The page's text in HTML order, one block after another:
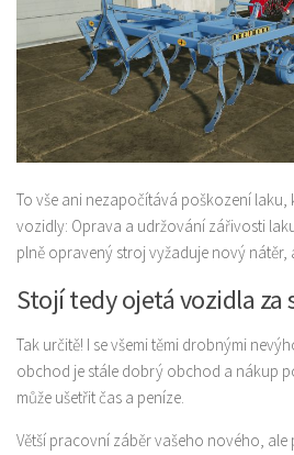
To vše ani nezapočítává poškození laku,
vozidly: Oprava a udržování zářivosti
plně opravený stroj vyžaduje nový nátěr,
Stojí tedy ojetá vozidla za
Tak určitě! I se všemi těmi drobnými
obchod je stále dobrý obchod a nákup
může ušetřit čas a peníze.
Větší pracovní záběr vašeho nového,